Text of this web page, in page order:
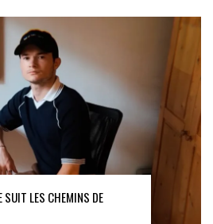
SUIT LES CHEMINS DE